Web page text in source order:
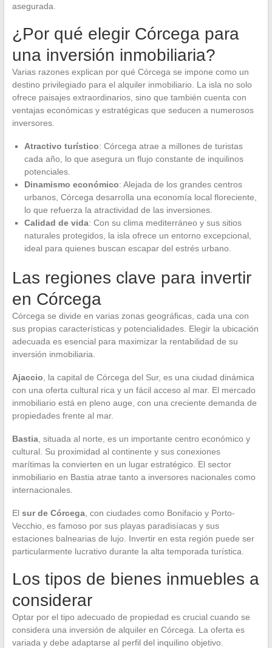
asegurada.
¿Por qué elegir Córcega para
una inversión inmobiliaria?
Varias razones explican por qué Córcega se impone como un
destino privilegiado para el alquiler inmobiliario. La isla no solo
ofrece paisajes extraordinarios, sino que también cuenta con
ventajas económicas y estratégicas que seducen a numerosos
inversores.
Atractivo turístico: Córcega atrae a millones de turistas
cada año, lo que asegura un flujo constante de inquilinos
potenciales.
Dinamismo económico: Alejada de los grandes centros
urbanos, Córcega desarrolla una economía local floreciente,
lo que refuerza la atractividad de las inversiones.
Calidad de vida: Con su clima mediterráneo y sus sitios
naturales protegidos, la isla ofrece un entorno excepcional,
ideal para quienes buscan escapar del estrés urbano.
Las regiones clave para invertir
en Córcega
Córcega se divide en varias zonas geográficas, cada una con
sus propias características y potencialidades. Elegir la ubicación
adecuada es esencial para maximizar la rentabilidad de su
inversión inmobiliaria.
Ajaccio , la capital de Córcega del Sur, es una ciudad dinámica
con una oferta cultural rica y un fácil acceso al mar. El mercado
inmobiliario está en pleno auge, con una creciente demanda de
propiedades frente al mar.
Bastia, situada al norte, es un importante centro económico y
cultural. Su proximidad al continente y sus conexiones
marítimas la convierten en un lugar estratégico. El sector
inmobiliario en Bastia atrae tanto a inversores nacionales como
internacionales.
El sur de Córcega, con ciudades como Bonifacio y Porto-
Vecchio, es famoso por sus playas paradisíacas y sus
estaciones balnearias de lujo. Invertir en esta región puede ser
particularmente lucrativo durante la alta temporada turística.
Los tipos de bienes inmuebles a
considerar
Optar por el tipo adecuado de propiedad es crucial cuando se
considera una inversión de alquiler en Córcega. La oferta es
variada y debe adaptarse al perfil del inquilino objetivo.